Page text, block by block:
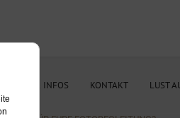
PREISE & INFOS KONTAKT LUST